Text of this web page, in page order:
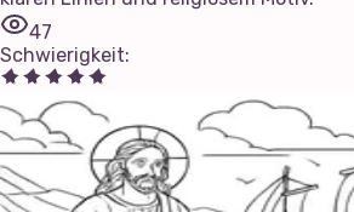
47
Schwierigkeit: